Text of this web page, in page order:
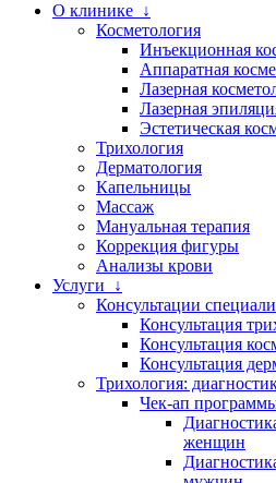
О клинике ↓
Косметология
Инъекционная
Аппаратная
Лазерная
Лазерная
Эстетическая
Трихология
Дерматология
Капельницы
Массаж
Мануальная терапия
Коррекция фигуры
Анализы крови
Услуги ↓
Консультации
Консультация
Консультация
Консультация
Трихология:
Чек-ап
женщин